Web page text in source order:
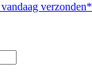
verzonden*